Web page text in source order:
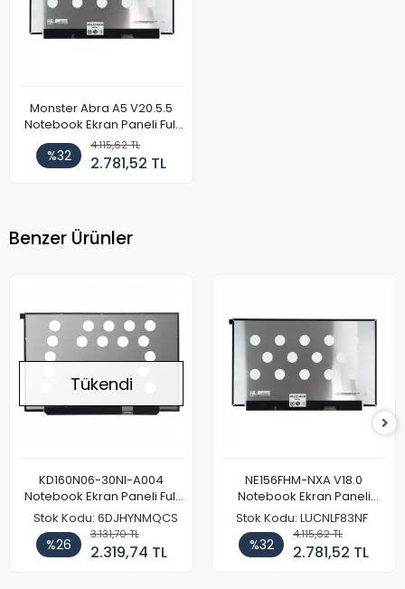
Monster Abra A5 V20.5.5
Notebook Ekran Paneli Full
HD 144Hz
%32
4.115,62 TL
2.781,52 TL
Benzer Ürünler
Tükendi
KD160N06-30NI-A004
Notebook Ekran Paneli Full
HD
Stok Kodu: 6DJHYNMQCS
%26
3.131,70 TL
2.319,74 TL
NE156FHM-NXA V18.0
Notebook Ekran Paneli
144Hz
Stok Kodu: LUCNLF83NF
%32
4.115,62 TL
2.781,52 TL